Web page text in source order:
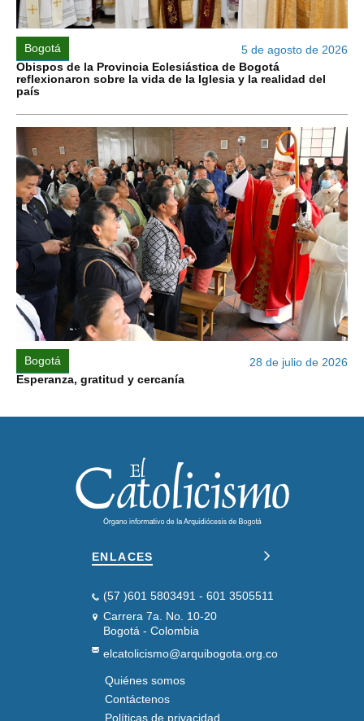
Bogotá
5 de agosto de 2026
Obispos de la Provincia Eclesiástica de Bogotá
reflexionaron sobre la vida de la Iglesia y la realidad del
país
Bogotá
28 de julio de 2026
Esperanza, gratitud y cercanía
ENLACES
(57 )601 5803491 - 601 3505511
Carrera 7a. No. 10-20
Bogotá - Colombia
elcatolicismo@arquibogota.org.co
PIE
DE
PÁGINA
Quiénes somos
Contáctenos
Políticas de privacidad